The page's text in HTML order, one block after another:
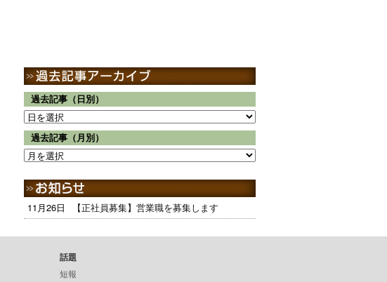
過去記事（日別）
過去記事（月別）
11月26日 【正社員募集】営業職を募集します
話題
短報